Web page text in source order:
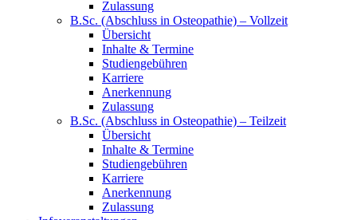
Zulassung
B.Sc. (Abschluss in Osteopathie) – Vollzeit
Übersicht
Inhalte & Termine
Studiengebühren
Karriere
Anerkennung
Zulassung
B.Sc. (Abschluss in Osteopathie) – Teilzeit
Übersicht
Inhalte & Termine
Studiengebühren
Karriere
Anerkennung
Zulassung